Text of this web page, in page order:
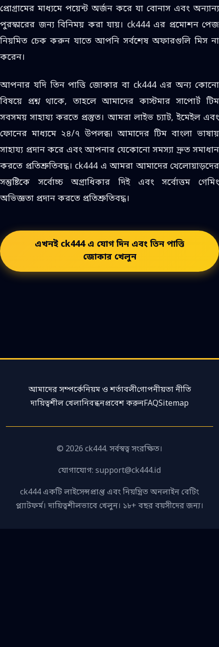
প্রোগ্রামের মাধ্যমে পয়েন্ট অর্জন করে যা বোনাস এবং অন্যান্য
পুরস্কারের জন্য বিনিময় করা যায়। ck444 এর প্রমোশন পেজ
নিয়মিত চেক করুন যাতে আপনি সর্বশেষ অফারগুলি মিস না
করেন।
আপনার যদি তিন পাত্তি জোকার বা ck444 এর অন্য কোনো
বিষয়ে প্রশ্ন থাকে, তাহলে আমাদের কাস্টমার সাপোর্ট টিম
সবসময় সাহায্য করতে প্রস্তুত। আমরা লাইভ চ্যাট, ইমেইল এবং
ফোনের মাধ্যমে ২৪/৭ উপলব্ধ। আমাদের টিম বাংলা ভাষায়
সাহায্য প্রদান করে এবং আপনার যেকোনো সমস্যা দ্রুত সমাধান
করতে প্রতিশ্রুতিবদ্ধ। ck444 এ আমরা আমাদের খেলোয়াড়দের
সন্তুষ্টিকে সর্বোচ্চ অগ্রাধিকার দিই এবং সর্বোত্তম গেমিং
অভিজ্ঞতা প্রদান করতে প্রতিশ্রুতিবদ্ধ।
এখনই ck444 এ যোগ দিন এবং তিন পাত্তি
জোকার খেলুন
আমাদের সম্পর্কেনিয়ম ও শর্তাবলীগোপনীয়তা নীতি
দায়িত্বশীল খেলানিবন্ধনপ্রবেশ করুনFAQSitemap
© 2026 ck444. সর্বস্বত্ব সংরক্ষিত।
যোগাযোগ: support@ck444.id
ck444 একটি লাইসেন্সপ্রাপ্ত এবং নিয়ন্ত্রিত অনলাইন বেটিং
প্ল্যাটফর্ম। দায়িত্বশীলভাবে খেলুন। ১৮+ বছর বয়সীদের জন্য।